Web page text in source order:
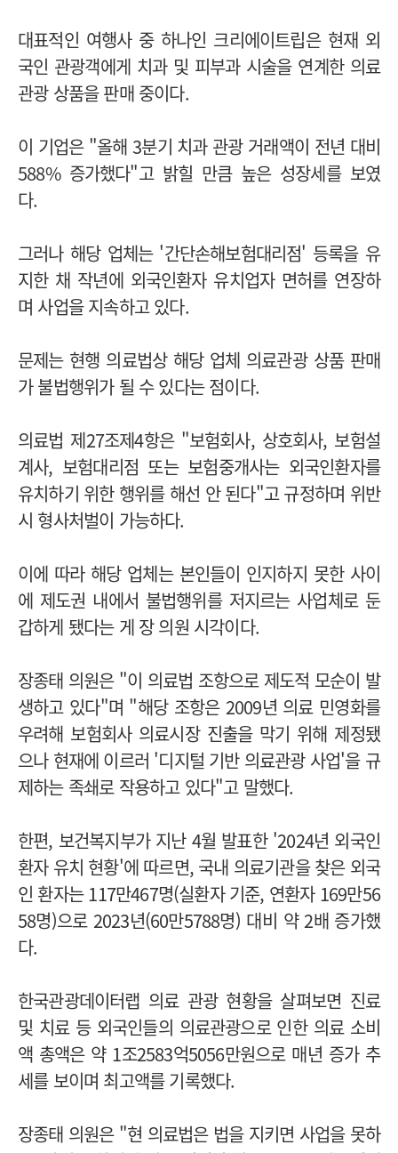
대표적인 여행사 중 하나인 크리에이트립은 현재 외
국인 관광객에게 치과 및 피부과 시술을 연계한 의료
관광 상품을 판매 중이다.
이 기업은 "올해 3분기 치과 관광 거래액이 전년 대비
588% 증가했다"고 밝힐 만큼 높은 성장세를 보였
다.
그러나 해당 업체는 '간단손해보험대리점' 등록을 유
지한 채 작년에 외국인환자 유치업자 면허를 연장하
며 사업을 지속하고 있다.
문제는 현행 의료법상 해당 업체 의료관광 상품 판매
가 불법행위가 될 수 있다는 점이다.
의료법 제27조제4항은 "보험회사, 상호회사, 보험설
계사, 보험대리점 또는 보험중개사는 외국인환자를
유치하기 위한 행위를 해선 안 된다"고 규정하며 위반
시 형사처벌이 가능하다.
이에 따라 해당 업체는 본인들이 인지하지 못한 사이
에 제도권 내에서 불법행위를 저지르는 사업체로 둔
갑하게 됐다는 게 장 의원 시각이다.
장종태 의원은 "이 의료법 조항으로 제도적 모순이 발
생하고 있다"며 "해당 조항은 2009년 의료 민영화를
우려해 보험회사 의료시장 진출을 막기 위해 제정됐
으나 현재에 이르러 '디지털 기반 의료관광 사업'을 규
제하는 족쇄로 작용하고 있다"고 말했다.
한편, 보건복지부가 지난 4월 발표한 '2024년 외국인
환자 유치 현황'에 따르면, 국내 의료기관을 찾은 외국
인 환자는 117만467명(실환자 기준, 연환자 169만56
58명)으로 2023년(60만5788명) 대비 약 2배 증가했
다.
한국관광데이터랩 의료 관광 현황을 살펴보면 진료
및 치료 등 외국인들의 의료관광으로 인한 의료 소비
액 총액은 약 1조2583억5056만원으로 매년 증가 추
세를 보이며 최고액를 기록했다.
장종태 의원은 "현 의료법은 법을 지키면 사업을 못하